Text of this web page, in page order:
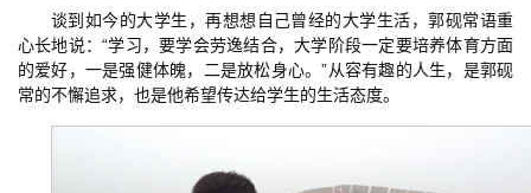
谈到如今的大学生，再想想自己曾经的大学生活，郭砚常语重
心长地说：“学习，要学会劳逸结合，大学阶段一定要培养体育方面
的爱好，一是强健体魄，二是放松身心。”从容有趣的人生，是郭砚
常的不懈追求，也是他希望传达给学生的生活态度。